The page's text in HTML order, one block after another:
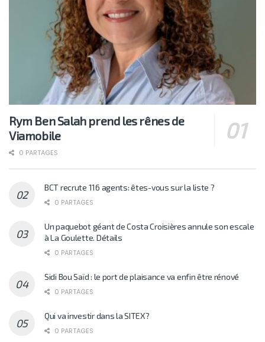
Rym Ben Salah prend les rênes de
Viamobile
0 PARTAGES
BCT recrute 116 agents: êtes-vous sur la liste ?
0 PARTAGES
Un paquebot géant de Costa Croisières annule son escale
à La Goulette. Détails
0 PARTAGES
Sidi Bou Saïd : le port de plaisance va enfin être rénové
0 PARTAGES
Qui va investir dans la SITEX?
0 PARTAGES